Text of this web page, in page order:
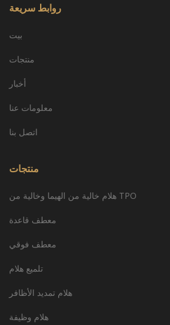
روابط سريعة
بيت
منتجات
أخبار
معلومات عنا
اتصل بنا
منتجات
هلام خالية من الهيما وخالية من TPO
معطف قاعدة
معطف فوقي
تلميع هلام
هلام تمديد الأظافر
هلام وظيفة